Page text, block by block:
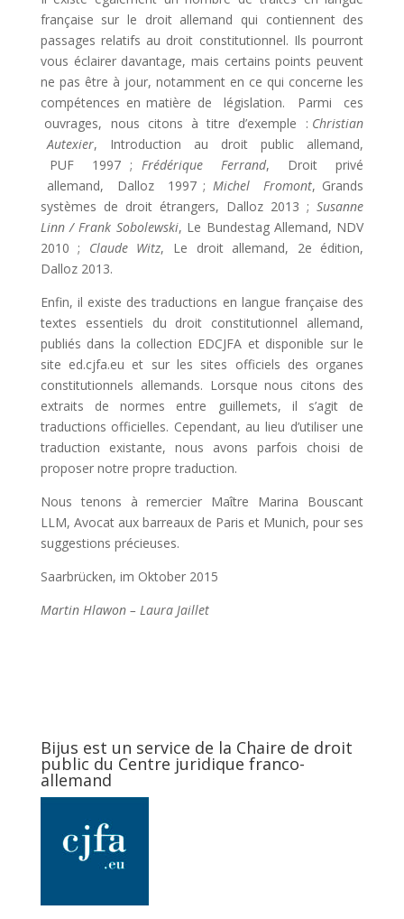
française sur le droit allemand qui contiennent des
passages relatifs au droit constitutionnel. Ils pourront
vous éclairer davantage, mais certains points peuvent
ne pas être à jour, notamment en ce qui concerne les
compétences en matière de législation. Parmi ces
ouvrages, nous citons à titre d’exemple : Christian
Autexier, Introduction au droit public allemand,
PUF 1997 ; Frédérique Ferrand, Droit privé
allemand, Dalloz 1997 ; Michel Fromont, Grands
systèmes de droit étrangers, Dalloz 2013 ;Susanne
Linn / Frank Sobolewski, Le Bundestag Allemand, NDV
2010 ; Claude Witz, Le droit allemand, 2e édition,
Dalloz 2013.
Enfin, il existe des traductions en langue française des
textes essentiels du droit constitutionnel allemand,
publiés dans la collection EDCJFA et disponible sur le
site ed.cjfa.eu et sur les sites officiels des organes
constitutionnels allemands. Lorsque nous citons des
extraits de normes entre guillemets, il s’agit de
traductions officielles. Cependant, au lieu d’utiliser une
traduction existante, nous avons parfois choisi de
proposer notre propre traduction.
Nous tenons à remercier Maître Marina Bouscant
LLM, Avocat aux barreaux de Paris et Munich, pour ses
suggestions précieuses.
Saarbrücken, im Oktober 2015
Martin Hlawon – Laura Jaillet
Bijus est un service de la Chaire de droit
public du Centre juridique franco-
allemand